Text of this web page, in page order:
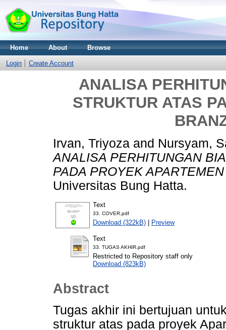
Home About Browse
Login Create Account
ANALISA
STRUKTUR ATAS
Irvan, Triyoza and Nursyam,
ANALISA PERHITUNGAN
PADA PROYEK
Universitas Bung Hatta.
Text
33. COVER.pdf
Download (322kB) | Preview
Text
33. TUGAS AKHIR.pdf
Restricted to Repository staff only
Download (823kB)
Abstract
Tugas akhir ini bertujuan
struktur atas pada proyek